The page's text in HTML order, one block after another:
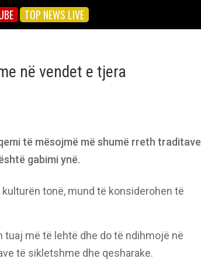
TOP NEWS LIVE
në vendet e tjera
të mësojmë më shumë rreth traditave
gabimi ynë.
tonë, mund të konsiderohen të
më të lehtë dhe do të ndihmojë në
të sikletshme dhe qesharake.